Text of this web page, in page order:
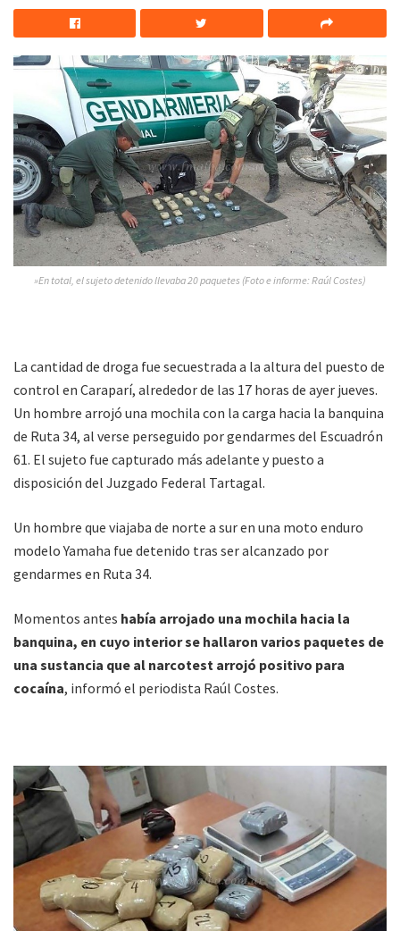
»En total, el sujeto detenido llevaba 20 paquetes (Foto e informe: Raúl Costes)
La cantidad de droga fue secuestrada a la altura del puesto de
control en Caraparí, alrededor de las 17 horas de ayer jueves.
Un hombre arrojó una mochila con la carga hacia la banquina
de Ruta 34, al verse perseguido por gendarmes del Escuadrón
61. El sujeto fue capturado más adelante y puesto a
disposición del Juzgado Federal Tartagal.
Un hombre que viajaba de norte a sur en una moto enduro
modelo Yamaha fue detenido tras ser alcanzado por
gendarmes en Ruta 34.
Momentos antes había arrojado una mochila hacia la
banquina, en cuyo interior se hallaron varios paquetes de
una sustancia que al narcotest arrojó positivo para
cocaína, informó el periodista Raúl Costes.